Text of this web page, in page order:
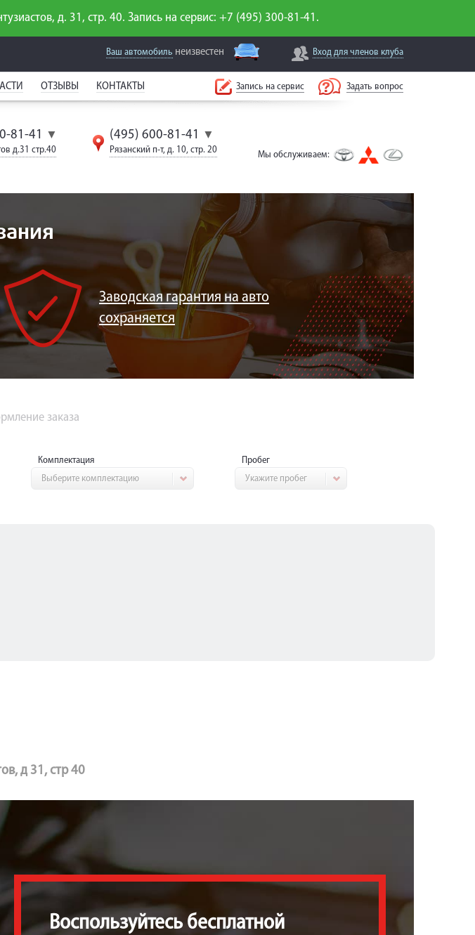
д. 31, стр. 40. Запись на сервис: +7 (495) 300-81-41.
Ваш автомобиль неизвестен Вход для членов клуба
ОТЗЫВЫ КОНТАКТЫ Запись на сервис Задать вопрос
81-41 ▼
д.31 стр.40
(495) 600-81-41 ▼
Рязанский п-т, д. 10, стр. 20 Мы обслуживаем:
Заводская гарантия на авто
сохраняется
заказа
Комплектация
Выберите комплектацию
Пробег
Укажите пробег
д 31, стр 40
Воспользуйтесь бесплатной